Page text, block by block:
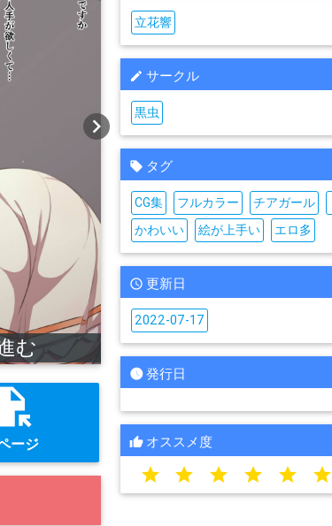
chevron_right
む
ージ
立花響
サークル
黒虫
タグ
CG集 フルカラー チアガール
かわいい
絵が上手い エロ多
更新日
2022-07-17
発行日
オススメ度
star star star star star star